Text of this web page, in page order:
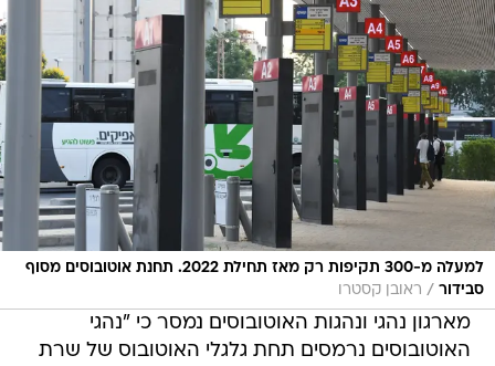
למעלה מ-300 תקיפות רק מאז תחילת 2022. תחנת אוטובוסים מסוף
סבידור / ראובן קסטרו
מארגון נהגי ונהגות האוטובוסים נמסר כי "נהגי
האוטובוסים נרמסים תחת גלגלי האוטובוס של שרת